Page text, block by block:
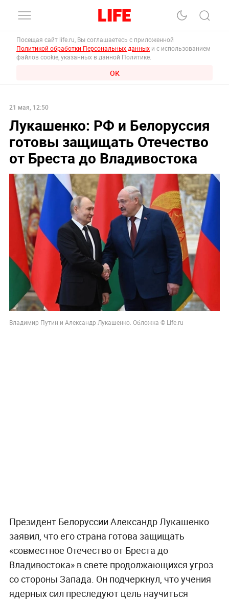
Посещая сайт life.ru, Вы соглашаетесь с приложенной
Политикой обработки Персональных данных и с использованием
файлов cookie, указанных в данной Политике.
ОК
21 мая, 12:50
Лукашенко: РФ и Белоруссия
готовы защищать Отечество
от Бреста до Владивостока
Владимир Путин и Александр Лукашенко. Обложка © Life.ru
Президент Белоруссии Александр Лукашенко
заявил, что его страна готова защищать
«совместное Отечество от Бреста до
Владивостока» в свете продолжающихся угроз
со стороны Запада. Он подчеркнул, что учения
ядерных сил преследуют цель научиться